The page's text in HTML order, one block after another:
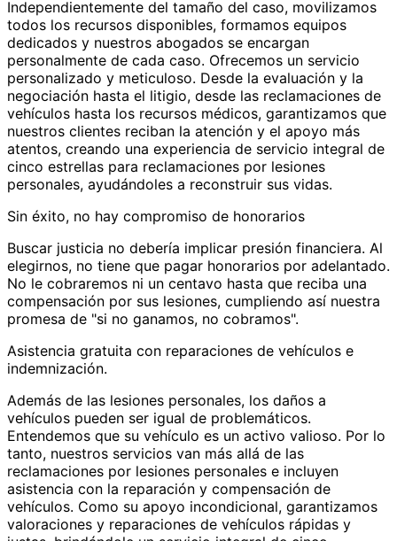
Independientemente del tamaño del caso, movilizamos
todos los recursos disponibles, formamos equipos
dedicados y nuestros abogados se encargan
personalmente de cada caso. Ofrecemos un servicio
personalizado y meticuloso. Desde la evaluación y la
negociación hasta el litigio, desde las reclamaciones de
vehículos hasta los recursos médicos, garantizamos que
nuestros clientes reciban la atención y el apoyo más
atentos, creando una experiencia de servicio integral de
cinco estrellas para reclamaciones por lesiones
personales, ayudándoles a reconstruir sus vidas.
Sin éxito, no hay compromiso de honorarios
Buscar justicia no debería implicar presión financiera. Al
elegirnos, no tiene que pagar honorarios por adelantado.
No le cobraremos ni un centavo hasta que reciba una
compensación por sus lesiones, cumpliendo así nuestra
promesa de "si no ganamos, no cobramos".
Asistencia gratuita con reparaciones de vehículos e
indemnización.
Además de las lesiones personales, los daños a
vehículos pueden ser igual de problemáticos.
Entendemos que su vehículo es un activo valioso. Por lo
tanto, nuestros servicios van más allá de las
reclamaciones por lesiones personales e incluyen
asistencia con la reparación y compensación de
vehículos. Como su apoyo incondicional, garantizamos
valoraciones y reparaciones de vehículos rápidas y